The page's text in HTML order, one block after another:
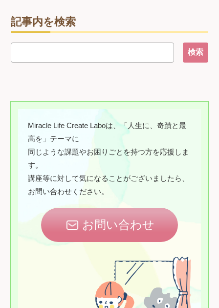
記事内を検索
Miracle Life Create Laboは、「人生に、奇蹟と最
高を」テーマに
同じような課題やお困りごとを持つ方を応援しま
す。
講座等に対して気になることがございましたら、
お問い合わせください。
お問い合わせ